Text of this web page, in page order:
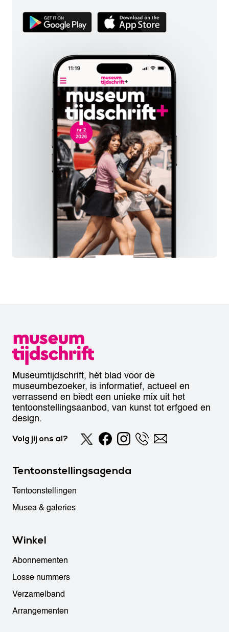
Museumtijdschrift, hét blad voor de
museumbezoeker, is informatief, actueel en
verrassend en biedt een unieke mix uit het
tentoonstellingsaanbod, van kunst tot erfgoed en
design.
Volg jij ons al?
Tentoonstellingsagenda
Tentoonstellingen
Musea & galeries
Winkel
Abonnementen
Losse nummers
Verzamelband
Arrangementen